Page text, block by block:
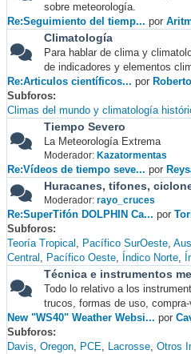
sobre meteorología.
Re:Seguimiento del tiemp... por
Climatología
Para hablar de clima y
de indicadores y elementos
Re:Articulos científicos... por
Subforos
Climas del mundo y climatología
Tiempo Severo
La Meteorología Extrema
Moderador: Kazatormentas
Re:Vídeos de tiempo seve... por
Huracanes, tifones,
Moderador: rayo_cruces
Re:SuperTifón DOLPHIN Ca... por
Subforos
Teoría Tropical
Pacífico SurOeste
Central
Pacífico Oeste Índico Norte
Técnica e instrumentos
Todo lo relativo a los
trucos, formas de uso,
New "WS40" Weather Websi... por
Subforos
Davis Oregon PCE Lacrosse Otros